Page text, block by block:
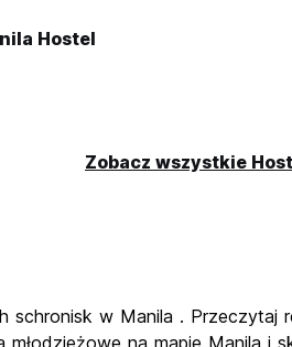
Hostel
Zobacz wszystkie
schronisk w Manila . Przeczytaj